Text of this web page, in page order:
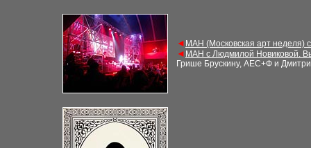
◄ МАН (Московская арт неделя)
◄ МАН с Людмилой Новиковой.
Грише Брускину, АЕС+Ф и